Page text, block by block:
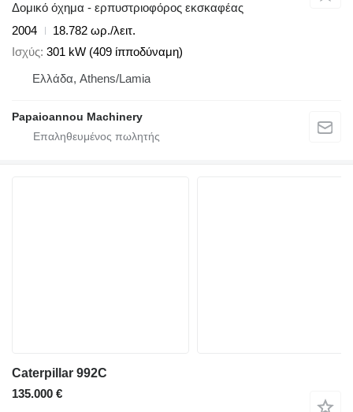
Δομικό όχημα - ερπυστριοφόρος εκσκαφέας
2004
18.782 ωρ./λειτ.
Ισχύς 301 kW (409 ίπποδύναμη)
Ελλάδα, Athens/Lamia
Papaioannou Machinery
Caterpillar 992C
135.000 €